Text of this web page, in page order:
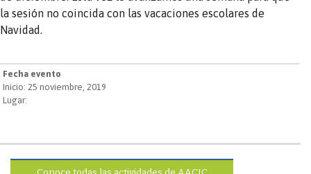
la sesión no coincida con las vacaciones escolares de
Navidad.
Fecha evento
Inicio: 25 noviembre, 2019
Lugar: